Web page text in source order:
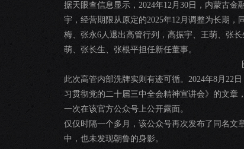
据天眼查信息显示，2024年12月30日，内蒙古
宇，经营期限从原定的2025年12月调整为长期
梅、张永6人退出高管行列，高振宇、王萌、张
萌、张长生、张根平担任新任董事。
此次高管内部洗牌实则有迹可循。2024年8月22
习贯彻党的二十届三中全会精神宣讲会》的文章
一次在该官方公众号上公开露面。
仅仅时隔一个多月，该公众号再次发布了同名文
中，也未发现朝鲁的身影。